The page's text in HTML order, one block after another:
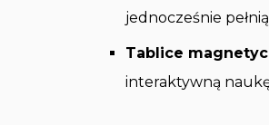
jednocześnie
Tablice
interaktywną